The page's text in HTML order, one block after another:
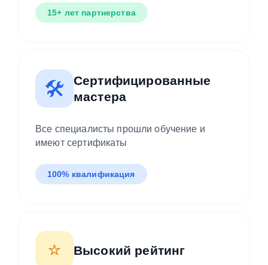
15+ лет партнерства
🛠️
Сертифицированные
мастера
Все специалисты прошли обучение и
имеют сертификаты
100% квалификация
⭐ Высокий рейтинг